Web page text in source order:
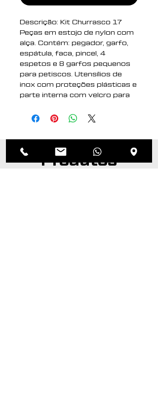
Descrição: Kit Churrasco 17
Peças em estojo de nylon com
alça. Contém: pegador, garfo,
espátula, faca, pincel, 4
espetos e 8 garfos pequenos
para petiscos. Utensílios de
inox com proteções plásticas e
parte interna com velcro para
plaquinha metálica para
Altura : 37,2 cm
Largura : 13,1 cm
Medidas aproximadas para
Produtos